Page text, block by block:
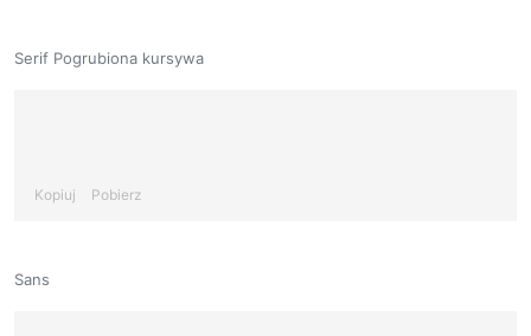
Serif Pogrubiona kursywa
Kopiuj Pobierz
Sans